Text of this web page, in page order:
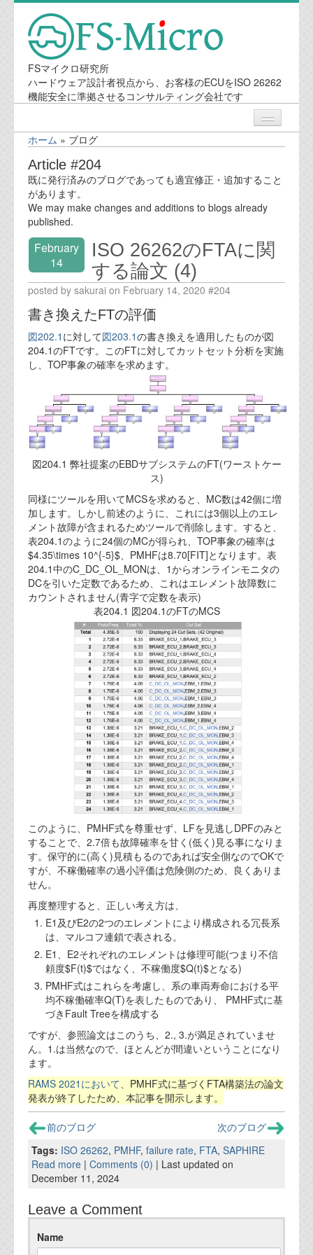
FSマイクロ研究所
ハードウェア設計者視点から、お客様のECUをISO 26262
機能安全に準拠させるコンサルティング会社です
ニュース
業務内容
会社案内
会社概要
代表ご挨拶
オフィス
ブログ
機能安全ブログ
テクノロジ
外部投稿記事
ブログテーマ
技術文書
ご希望の方は、お問い合わせページから
資料閲覧パスワードをお問い合わせ頂き
ログインをお願い致します。アカウント
名は"opendocument"です。
機能安全用語集
設計用語集
オンラインショップ
お問い合わせ
FAQ
お問い合わせフォーム
ホーム » ブログ
Article #204
既に発行済みのブログであっても適宜修正・追加すること
があります。
We may make changes and additions to blogs already
published.
February
14
ISO 26262のFTAに関
する論文 (4)
posted by sakurai on February 14, 2020 #204
書き換えたFTの評価
図202.1 に対して図203.1の書き換えを適用したものが図
204.1のFTです。このFTに対してカットセット分析を実施
し、TOP事象の確率を求めます。
図204.1 弊社提案のEBDサブシステムのFT(ワーストケー
ス)
同様にツールを用いてMCSを求めると、MC数は42個に増
加します。しかし前述のように、これには3個以上のエレ
メント故障が含まれるためツールで削除します。すると、
表204.1のように24個のMCが得られ、TOP事象の確率は
$4.35\times 10^{-5}$、PMHFは8.70[FIT]となります。表
204.1中のC_DC_OL_MONは、1からオンラインモニタの
DCを引いた定数であるため、これはエレメント故障数に
カウントされません(青字で定数を表示)
表204.1 図204.1のFTのMCS
このように、PMHF式を尊重せず、LFを見逃しDPFのみと
することで、2.7倍も故障確率を甘く(低く)見る事になりま
す。保守的に(高く)見積もるのであれば安全側なのでOKで
すが、不稼働確率の過小評価は危険側のため、良くありま
せん。
再度整理すると、正しい考え方は、
E1及びE2の2つのエレメントにより構成される冗長系
は、マルコフ連鎖で表される。
E1、E2それぞれのエレメントは修理可能(つまり不信
頼度$F(t)$ではなく、不稼働度$Q(t)$となる)
PMHF式はこれらを考慮し、系の車両寿命における平
均不稼働確率Q(T)を表したものであり、 PMHF式に基
づきFault Treeを構成する
ですが、参照論文はこのうち、2., 3.が満足されていませ
ん。1.は当然なので、ほとんどが間違いということになり
ます。
RAMS 2021において 、PMHF式に基づくFTA構築法の論文
発表が終了したため、本記事を開示します。
前のブログ
次のブログ
Tags: ISO 26262, PMHF, failure rate, FTA, SAPHIRE
Read more | Comments (0) | Last updated on
December 11, 2024
Leave a Comment
Name